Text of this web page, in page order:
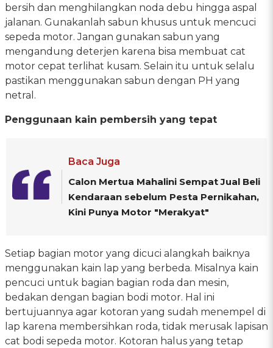
bersih dan menghilangkan noda debu hingga aspal
jalanan. Gunakanlah sabun khusus untuk mencuci
sepeda motor. Jangan gunakan sabun yang
mengandung deterjen karena bisa membuat cat
motor cepat terlihat kusam. Selain itu untuk selalu
pastikan menggunakan sabun dengan PH yang
netral.
Penggunaan kain pembersih yang tepat
Baca Juga
Calon Mertua Mahalini Sempat Jual Beli
Kendaraan sebelum Pesta Pernikahan,
Kini Punya Motor "Merakyat"
Setiap bagian motor yang dicuci alangkah baiknya
menggunakan kain lap yang berbeda. Misalnya kain
pencuci untuk bagian bagian roda dan mesin,
bedakan dengan bagian bodi motor. Hal ini
bertujuannya agar kotoran yang sudah menempel di
lap karena membersihkan roda, tidak merusak lapisan
cat bodi sepeda motor. Kotoran halus yang tetap